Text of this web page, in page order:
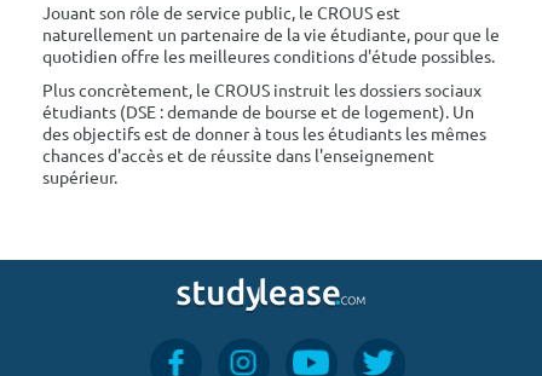
Jouant son rôle de service public, le CROUS est
naturellement un partenaire de la vie étudiante, pour que le
quotidien offre les meilleures conditions d'étude possibles.
Plus concrètement, le CROUS instruit les dossiers sociaux
étudiants (DSE : demande de bourse et de logement). Un
des objectifs est de donner à tous les étudiants les mêmes
chances d'accès et de réussite dans l'enseignement
supérieur.